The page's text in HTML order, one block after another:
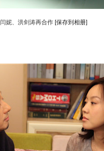
闫妮、洪剑涛再合作 [保存到相册]